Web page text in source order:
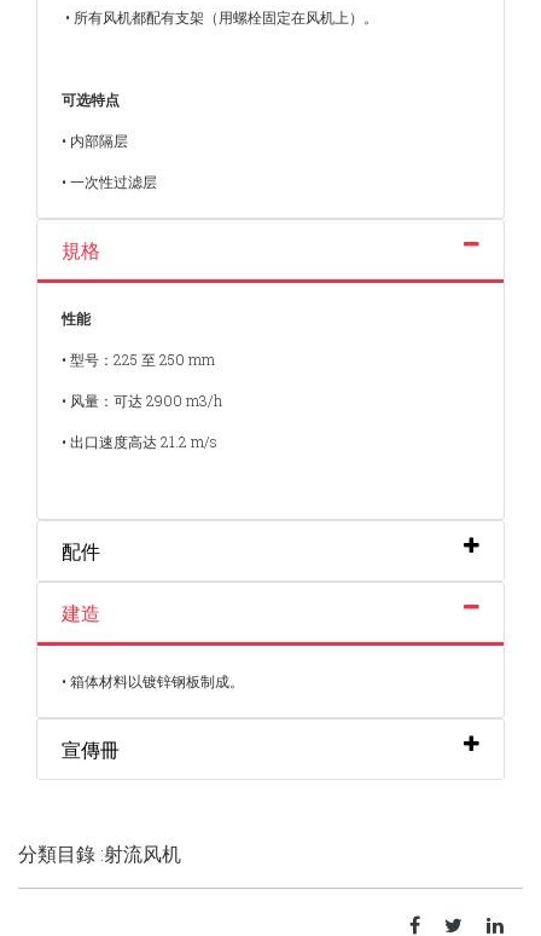
• 所有风机都配有支架（用螺栓固定在风机上）。
可选特点
• 内部隔层
• 一次性过滤层
規格
性能
• 型号：225 至 250 mm
• 风量：可达 2900 m3/h
• 出口速度高达 21.2 m/s
配件
建造
• 箱体材料以镀锌钢板制成。
宣傳冊
分類目錄 :射流风机